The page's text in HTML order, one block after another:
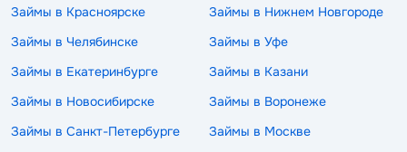
Займы в Красноярске
Займы в Нижнем Новгороде
Займы в Челябинске
Займы в Уфе
Займы в Екатеринбурге
Займы в Казани
Займы в Новосибирске
Займы в Воронеже
Займы в Санкт-Петербурге
Займы в Москве